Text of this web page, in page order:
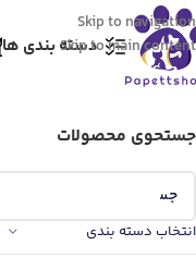
Skip to navigation
Skip to main contentدسته بندی ها
جستحوی محصولات
انتخاب دسته بندی